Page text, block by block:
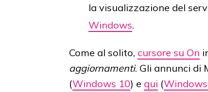
la visualizzazione del
Windows.
Come al solito, cursore su On
aggiornamenti. Gli annunci di
(Windows 10) e qui (